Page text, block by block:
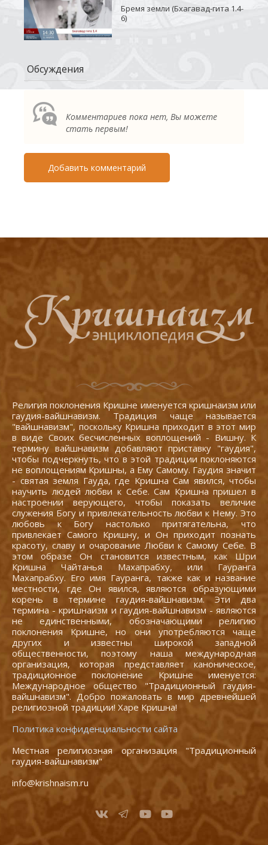
Бремя земли (Бхагавад-гита 1.4-
6)
Обсуждения
Комментариев пока нет, Вы можете
стать первым!
Добавить комментарий
Религия поклонения Кришне именуется кришнаизм или
гаудия-вайшнавизм. Традиция чаще называется
"вайшнавизм", поскольку Кришна приходит в этот мир
в виде Своих бесчисленных воплощений - Вишну. К
термину вайшнавизм добавляют приставку "гаудия",
чтобы подчеркнуть, что в этой традиции поклоняются
не воплощениям Кришны, а Ему Самому. Гаудия значит
- святая земля Гауда, где Кришна Сам явился, чтобы
научить людей любви к Себе. Сам Кришна пришел в
настроении верующего, чтобы показать величие
служения Богу и привлекательность любви к Нему. Это
любовь к Богу настолько притягательна, что
привлекает Самого Кришну, и Он приходит познать
красоту, славу и очарование Любви к Самому Себе. В
этом образе Он становится известным, как Шри
Кришна Чайтанья Махапрабху, или Гауранга
Махапрабху. Его имя Гауранга, также как и название
местности, где Он явился, являются образующими
корень в термине гаудия-вайшнавизм. Эти два
термина - кришнаизм и гаудия-вайшнавизм - являются
не единственными, обозначающими религию
поклонения Кришне, но они употребляются чаще
других и известны широкой западной
общественности, поэтому наша международная
организация, которая представляет каноническое,
традиционное поклонение Кришне именуется:
Международное общество "Традиционный гаудия-
вайшнавизм". Добро пожаловать в мир древнейшей
религиозной традиции! Харе Кришна!
Политика конфиденциальности сайта
Местная религиозная организация "Традиционный
гаудия-вайшнавизм"
info@krishnaism.ru